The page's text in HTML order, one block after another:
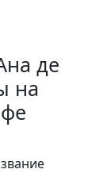
де
на